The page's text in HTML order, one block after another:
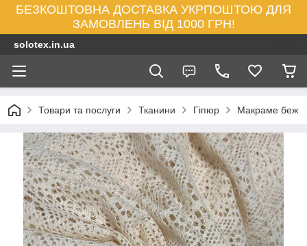
БЕЗКОШТОВНА ДОСТАВКА УКРПОШТОЮ ДЛЯ
ЗАМОВЛЕНЬ ВІД 1000 ГРН!
solotex.in.ua
Товари та послуги Тканини Гіпюр Макраме беж